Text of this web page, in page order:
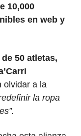
10,000
en web y
de 50 atletas,
olvidar a la
la ropa